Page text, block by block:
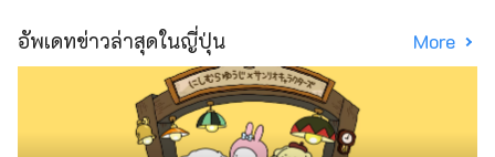
อัพเดทข่าวล่าสุดในญี่ปุ่น More